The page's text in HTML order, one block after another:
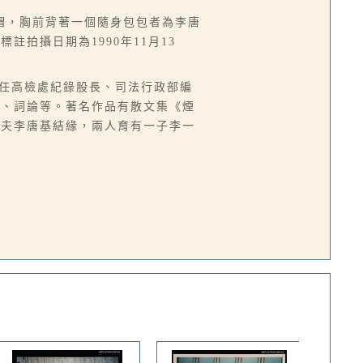
胸前背著一個隨身包包者為李唐
註拍攝日期為1990年11月13
高檢處紀錄股長、司法行政部編
詞論等。著名作品有散文集《煙
李唐基結緣，兩人育有一子李一